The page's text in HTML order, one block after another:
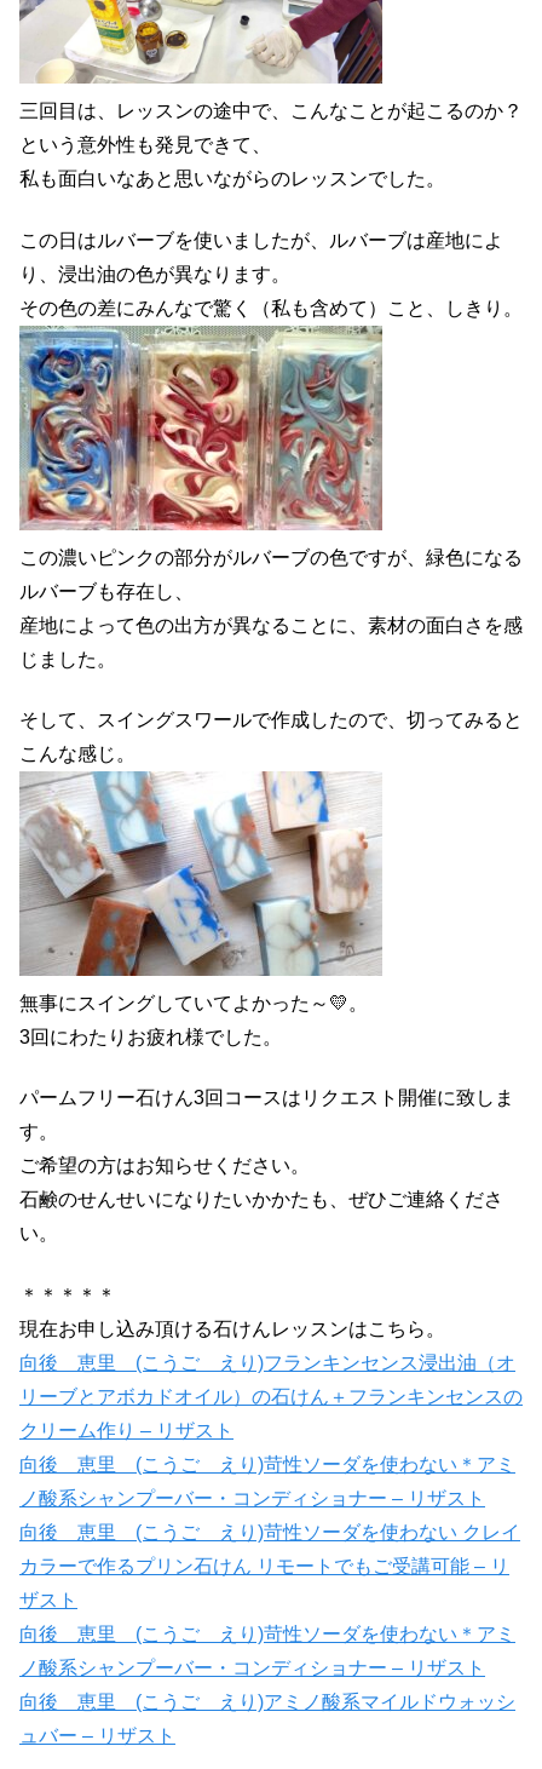
三回目は、レッスンの途中で、こんなことが起こるのか？
という意外性も発見できて、
私も面白いなあと思いながらのレッスンでした。
この日はルバーブを使いましたが、ルバーブは産地によ
り、浸出油の色が異なります。
その色の差にみんなで驚く（私も含めて）こと、しきり。
この濃いピンクの部分がルバーブの色ですが、緑色になる
ルバーブも存在し、
産地によって色の出方が異なることに、素材の面白さを感
じました。
そして、スイングスワールで作成したので、切ってみると
こんな感じ。
無事にスイングしていてよかった～💛。
3回にわたりお疲れ様でした。
パームフリー石けん3回コースはリクエスト開催に致しま
す。
ご希望の方はお知らせください。
石鹸のせんせいになりたいかかたも、ぜひご連絡くださ
い。
＊＊＊＊＊
現在お申し込み頂ける石けんレッスンはこちら。
向後 恵里 (こうご えり)フランキンセンス浸出油（オ
リーブとアボカドオイル）の石けん＋フランキンセンスの
クリーム作り – リザスト
向後 恵里 (こうご えり)苛性ソーダを使わない＊アミ
ノ酸系シャンプーバー・コンディショナー – リザスト
向後 恵里 (こうご えり)苛性ソーダを使わない クレイ
カラーで作るプリン石けん リモートでもご受講可能 – リ
ザスト
向後 恵里 (こうご えり)苛性ソーダを使わない＊アミ
ノ酸系シャンプーバー・コンディショナー – リザスト
向後 恵里 (こうご えり)アミノ酸系マイルドウォッシ
ュバー – リザスト